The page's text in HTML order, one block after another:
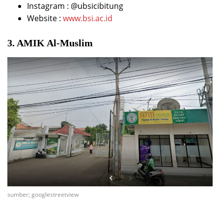
Instagram : @ubsicibitung
Website : www.bsi.ac.id
3. AMIK Al-Muslim
sumber; googlestreetview